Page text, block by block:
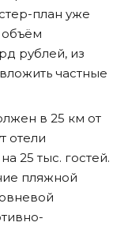
план уже
рублей, из
частные
в 25 км от
отели
25 тыс. гостей.
пляжной